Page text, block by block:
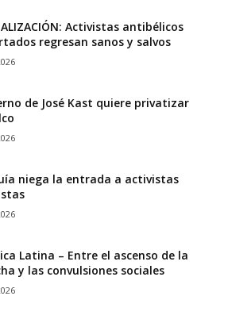
Activistas antibélicos
regresan sanos y salvos
de José Kast quiere privatizar
niega la entrada a activistas
Latina – Entre el ascenso de la
y las convulsiones sociales